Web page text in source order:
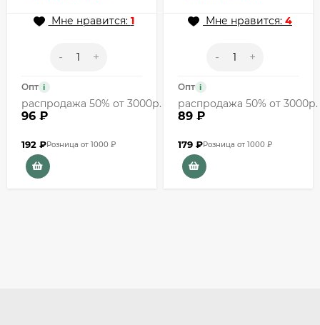
Мне нравится: 1
- +
Опт i
распродажа 50% от 3000р.
96 ₽
192 ₽Розница от 1000 ₽
Мне нравится: 4
- +
Опт i
распродажа 50% от 3000р.
89 ₽
179 ₽Розница от 1000 ₽